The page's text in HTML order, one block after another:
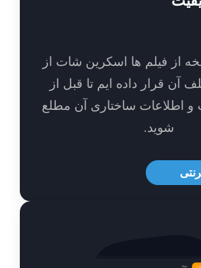
ها اسکرین شات از
داده ایم تا قبل از
ساختاری آن مطلع